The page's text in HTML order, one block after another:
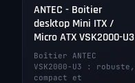
ANTEC - Boitier
desktop Mini ITX /
Micro ATX VSK2000-U3
Boîtier ANTEC
VSK2000-U3 : robuste,
compact et